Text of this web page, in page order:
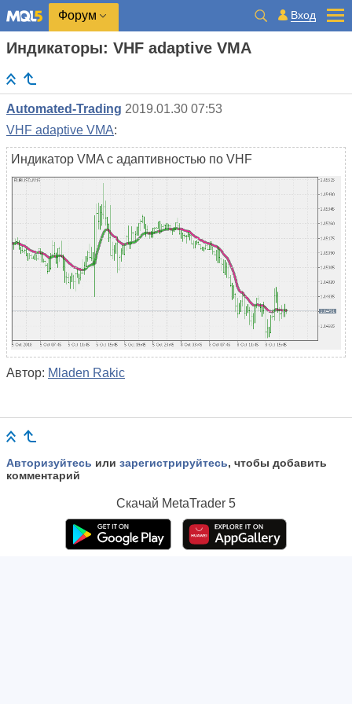
Форум Вход
Индикаторы: VHF adaptive VMA
Automated-Trading 2019.01.30 07:53
VHF adaptive VMA:
Индикатор VMA с адаптивностью по VHF
Автор: Mladen Rakic
Авторизуйтесь или зарегистрируйтесь, чтобы добавить
комментарий
Скачай MetaTrader 5